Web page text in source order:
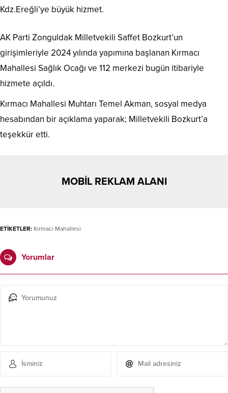
Kdz.Ereğli’ye büyük hizmet.
AK Parti Zonguldak Milletvekili Saffet Bozkurt’un
girişimleriyle 2024 yılında yapımına başlanan Kırmacı
Mahallesi Sağlık Ocağı ve 112 merkezi bugün itibariyle
hizmete açıldı.
Kırmacı Mahallesi Muhtarı Temel Akman, sosyal medya
hesabından bir açıklama yaparak; Milletvekili Bozkurt’a
teşekkür etti.
MOBİL REKLAM ALANI
ETİKETLER: Kırmacı Mahallesi
Yorumlar